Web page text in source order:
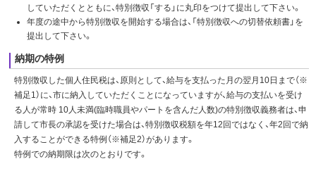
していただくとともに、特別徴収「する」に丸印をつけて提出して下さい。
年度の途中から特別徴収を開始する場合は、「特別徴収への切替依頼書」を
提出して下さい。
納期の特例
特別徴収した個人住民税は、原則として、給与を支払った月の翌月10日まで（※
補足1）に、市に納入していただくことになっていますが、給与の支払いを受け
る人が常時 10人未満(臨時職員やパートを含んだ人数)の特別徴収義務者は、申
請して市長の承認を受けた場合は、特別徴収税額を年12回ではなく、年2回で納
入することができる特例（※補足2）があります。
特例での納期限は次のとおりです。